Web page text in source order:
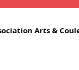
Arts &